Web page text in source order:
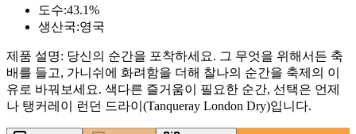
도수:43.1%
생산국:영국
제품 설명: 당신의 순간을 포착하세요. 그 무엇을 위해서든 축
배를 들고, 가니쉬에 화려함을 더해 찰나의 순간을 축제의 이
유로 바꿔보세요. 색다른 즐거움이 필요한 순간, 선택은 언제
나 탱커레이 런던 드라이(Tanqueray London Dry)입니다.